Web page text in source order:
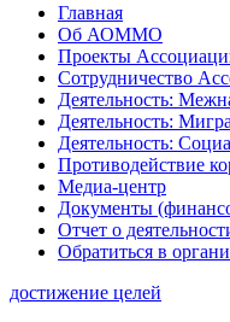
Главная
Об АОММО
Проекты
Сотрудничество
Деятельность:
Деятельность:
Деятельность:
Противодействие
Медиа-центр
Документы
Отчет о
Обратиться в
достижение целей